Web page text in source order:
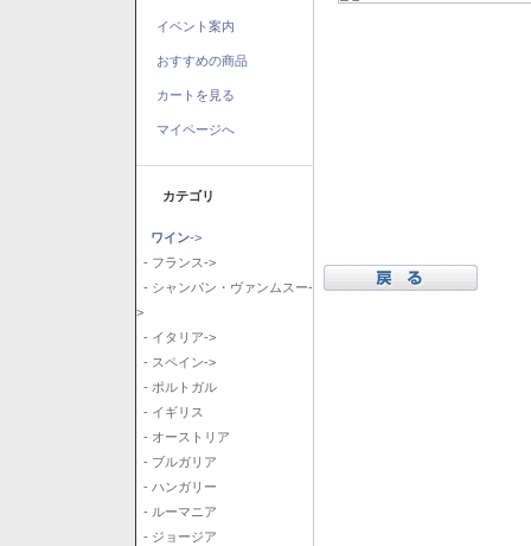
イベント案内
おすすめの商品
カートを見る
マイページへ
カテゴリ
ワイン->
- フランス->
- シャンパン・ヴァンムスー-
>
- イタリア->
- スペイン->
- ポルトガル
- イギリス
- オーストリア
- ブルガリア
- ハンガリー
- ルーマニア
- ジョージア